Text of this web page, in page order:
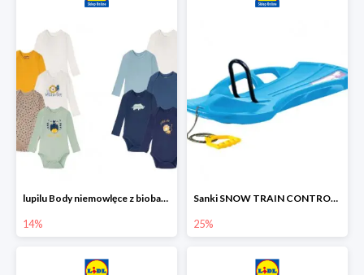
lupilu Body niemowlęce z biobawełny
14%
Sanki SNOW TRAIN CONTROL -25%
25%